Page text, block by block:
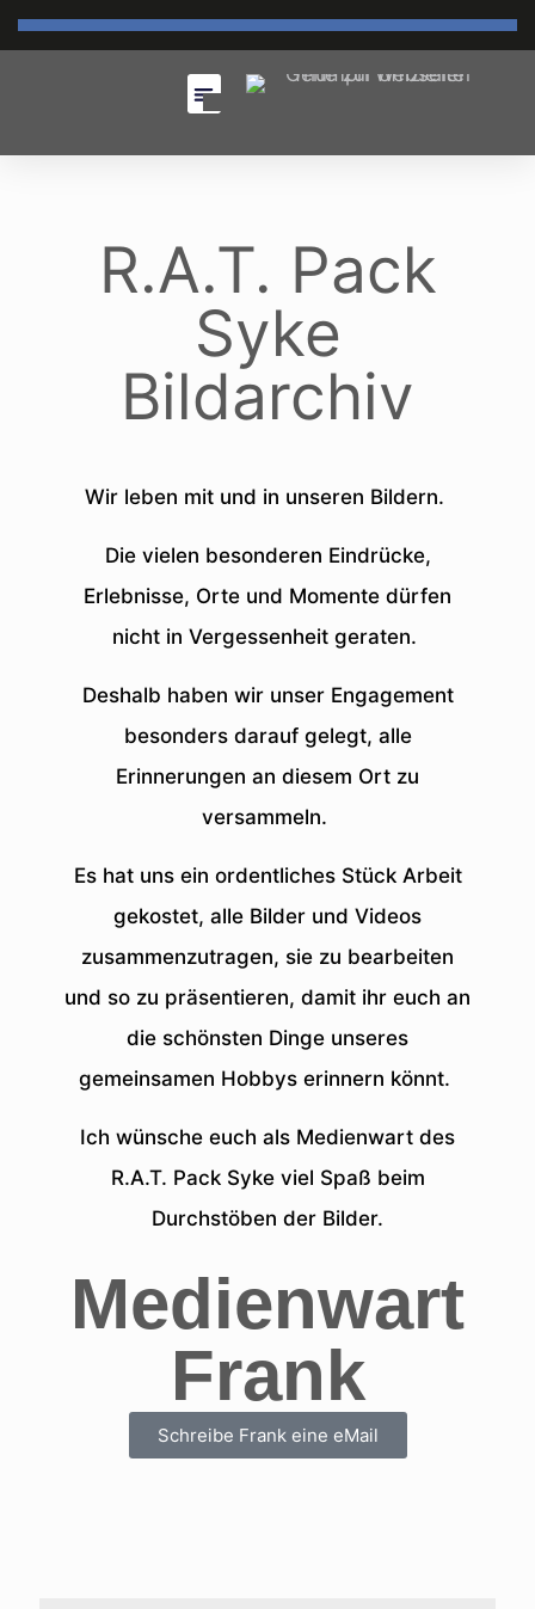
R.A.T. Pack
Syke
Bildarchiv
Wir leben mit und in unseren Bildern.
Die vielen besonderen Eindrücke,
Erlebnisse, Orte und Momente dürfen
nicht in Vergessenheit geraten.
Deshalb haben wir unser Engagement
besonders darauf gelegt, alle
Erinnerungen an diesem Ort zu
versammeln.
Es hat uns ein ordentliches Stück Arbeit
gekostet, alle Bilder und Videos
zusammenzutragen, sie zu bearbeiten
und so zu präsentieren, damit ihr euch an
die schönsten Dinge unseres
gemeinsamen Hobbys erinnern könnt.
Ich wünsche euch als Medienwart des
R.A.T. Pack Syke viel Spaß beim
Durchstöben der Bilder.
Medienwart
Frank
Schreibe Frank eine eMail